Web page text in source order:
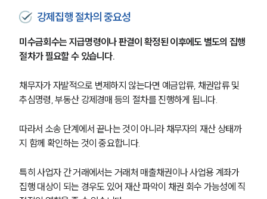
그룹소개
오시는 길
글로벌 파트너 로펌
고객의 소리
AI대륜
강제집행 절차의 중요성
미수금회수는 지급명령이나 판결이 확정된 이후에도 별도의 집행
절차가 필요할 수 있습니다.
채무자가 자발적으로 변제하지 않는다면 예금압류, 채권압류 및
추심명령, 부동산 강제경매 등의 절차를 진행하게 됩니다.
따라서 소송 단계에서 끝나는 것이 아니라 채무자의 재산 상태까
지 함께 확인하는 것이 중요합니다.
특히 사업자 간 거래에서는 거래처 매출채권이나 사업용 계좌가
집행 대상이 되는 경우도 있어 재산 파악이 채권 회수 가능성에 직